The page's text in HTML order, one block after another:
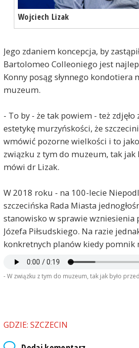
Wojciech Lizak
Jego zdaniem koncepcja, by
Bartolomeo Colleoniego jest
Konny posąg słynnego kondotiera
muzeum.
- To by - że tak powiem - też
estetykę murzyńskości, że
wmówić pozorne wielkości i to
związku z tym do muzeum, tak jak
mówi dr Lizak.
W 2018 roku - na 100-lecie
szczecińska Rada Miasta
stanowisko w sprawie wzniesienia
Józefa Piłsudskiego. Na razie
konkretnych planów kiedy pomnik
- W związku z tym do muzeum, tak jak było
GDZIE: SZCZECIN
Sprzymierzonych na czas
paraliżuje miasta bo ruch w
W Warszawie , gdzie jest
listopada : marsze ,
przenoście nam stolicy do
Paweł 2020-11-06, godz. 12:52
rozprzestrzeniają zarazę,
Hiszpanii, czy BLM w USA.
Nomis 2020-11-06, godz. 14:06
Jest to jedna z
Faktycznie pomnik
muzeum ale postawił w
kpt. Maciejewicza" czyli
dawnego Miasta - Brama
miejscu planowanego
Parku im. Żeromskiego.
Piłsudskiego przeniósł
w odpowiednią aleję a
Lotników ; pytanie tylko ...
współczesnego bohatera